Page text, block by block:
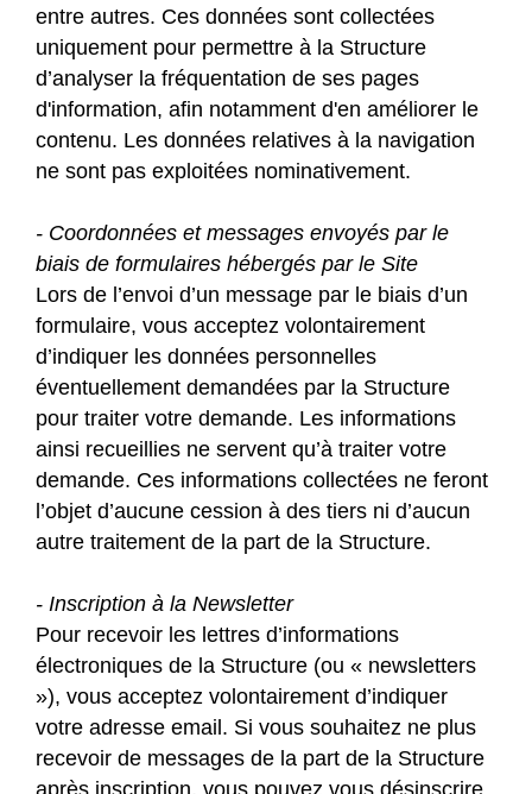
entre autres. Ces données sont collectées
uniquement pour permettre à la Structure
d’analyser la fréquentation de ses pages
d'information, afin notamment d'en améliorer le
contenu. Les données relatives à la navigation
ne sont pas exploitées nominativement.
- Coordonnées et messages envoyés par le
biais de formulaires hébergés par le Site
Lors de l’envoi d’un message par le biais d’un
formulaire, vous acceptez volontairement
d’indiquer les données personnelles
éventuellement demandées par la Structure
pour traiter votre demande. Les informations
ainsi recueillies ne servent qu’à traiter votre
demande. Ces informations collectées ne feront
l’objet d’aucune cession à des tiers ni d’aucun
autre traitement de la part de la Structure.
- Inscription à la Newsletter
Pour recevoir les lettres d’informations
électroniques de la Structure (ou « newsletters
»), vous acceptez volontairement d’indiquer
votre adresse email. Si vous souhaitez ne plus
recevoir de messages de la part de la Structure